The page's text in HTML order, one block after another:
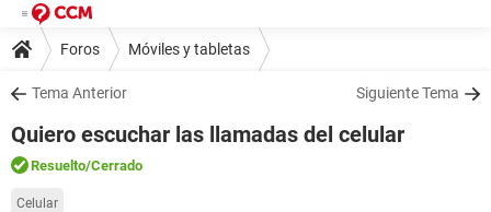
Foros Móviles y tabletas
Tema Anterior Siguiente Tema
Quiero escuchar las llamadas del celular
Resuelto/Cerrado
Celular